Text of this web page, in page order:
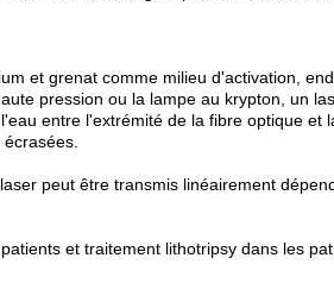
et grenat comme milieu d'activation,
pression ou la lampe au krypton, un
entre l'extrémité de la fibre optique et
peut être transmis linéairement
et traitement lithotripsy dans les